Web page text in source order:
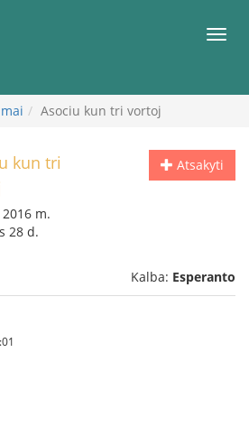
Asociu kun tri vortoj
Atsakyti
kun tri
2016 m.
28 d.
Kalba: Esperanto